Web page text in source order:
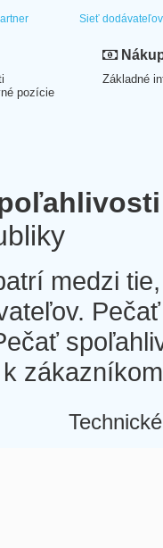
Sieť dodávateľov
pozície
Základné
medzi